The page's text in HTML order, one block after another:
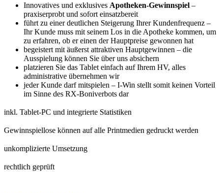
Innovatives und exklusives Apotheken-Gewinnspiel –
praxiserprobt und sofort einsatzbereit
führt zu einer deutlichen Steigerung Ihrer Kundenfrequenz –
Ihr Kunde muss mit seinem Los in die Apotheke kommen, um
zu erfahren, ob er einen der Hauptpreise gewonnen hat
begeistert mit äußerst attraktiven Hauptgewinnen – die
Ausspielung können Sie über uns absichern
platzieren Sie das Tablet einfach auf Ihrem HV, alles
administrative übernehmen wir
jeder Kunde darf mitspielen – I-Win stellt somit keinen Vorteil
im Sinne des RX-Boniverbots dar
inkl. Tablet-PC und integrierte Statistiken
Gewinnspiellose können auf alle Printmedien gedruckt werden
unkomplizierte Umsetzung
rechtlich geprüft